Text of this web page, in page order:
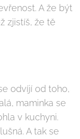
A že být
zjistíš, že tě
odvíjí od toho,
maminka se
v kuchyni.
A tak se